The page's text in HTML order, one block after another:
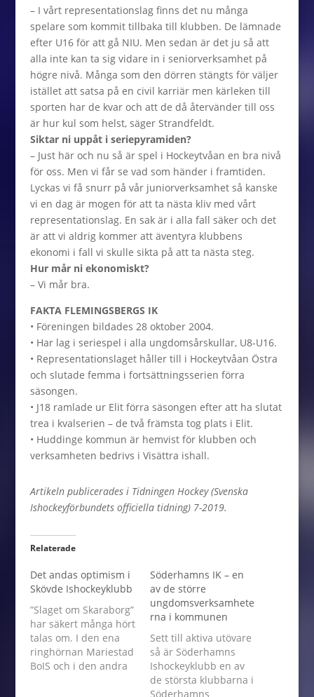
– I vårt representationslag finns det nu många
spelare som kommit tillbaka till klubben. De lämnade
efter U16 för att gå NIU. Men sedan är det ju så att
alla inte kan ta sig vidare in i seniorverksamhet på
högre nivå. Många som den dörren stängts för väljer
istället att satsa på en civil karriär men kärleken till
sporten har de kvar och att de då återvänder till oss
är hur kul som helst, säger Strandfeldt.
Siktar ni uppåt i seriepyramiden?
– Just här och nu så är spel i Hockeytvåan en bra nivå
för oss. Men vi får se vad som händer i framtiden.
Lyckas vi få snurr på vår juniorverksamhet så kanske
vi en dag är mogen för att ta nästa kliv med vårt
representationslag. En sak är i alla fall säker och det
är att vi aldrig kommer att äventyra klubbens
ekonomi i fall vi skulle sikta på att ta nästa steg.
Hur mår ni ekonomiskt?
– Vi mår bra.
FAKTA FLEMINGSBERGS IK
• Föreningen bildades 28 oktober 2004.
• Har lag i seriespel i alla ungdomsårskullar, U8-U16.
• Representationslaget håller till i Hockeytvåan Östra
och slutade femma i fortsättningsserien förra
säsongen.
• J18 ramlade ur Elit förra säsongen efter att ha slutat
trea i kvalserien – de två främsta tog plats i Elit.
• Huddinge kommun är hemvist för klubben och
verksamheten bedrivs i Visättra ishall.
Artikeln publicerades i Tidningen Hockey (Svenska
Ishockeyförbundets officiella tidning) 7-2019.
Relaterade
Det andas optimism i
Skövde Ishockeyklubb
”Slaget om Skaraborg”
har säkert många hört
talas om. I den ena
ringhörnan Mariestad
BoIS och i den andra
Söderhamns IK – en
av de större
ungdomsverksamhete
rna i kommunen
Sett till aktiva utövare
så är Söderhamns
Ishockeyklubb en av
de största klubbarna i
Söderhamns